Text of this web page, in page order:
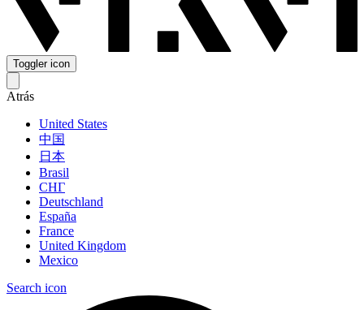
Toggler icon
Atrás
United States
中国
日本
Brasil
СНГ
Deutschland
España
France
United Kingdom
Mexico
Search icon